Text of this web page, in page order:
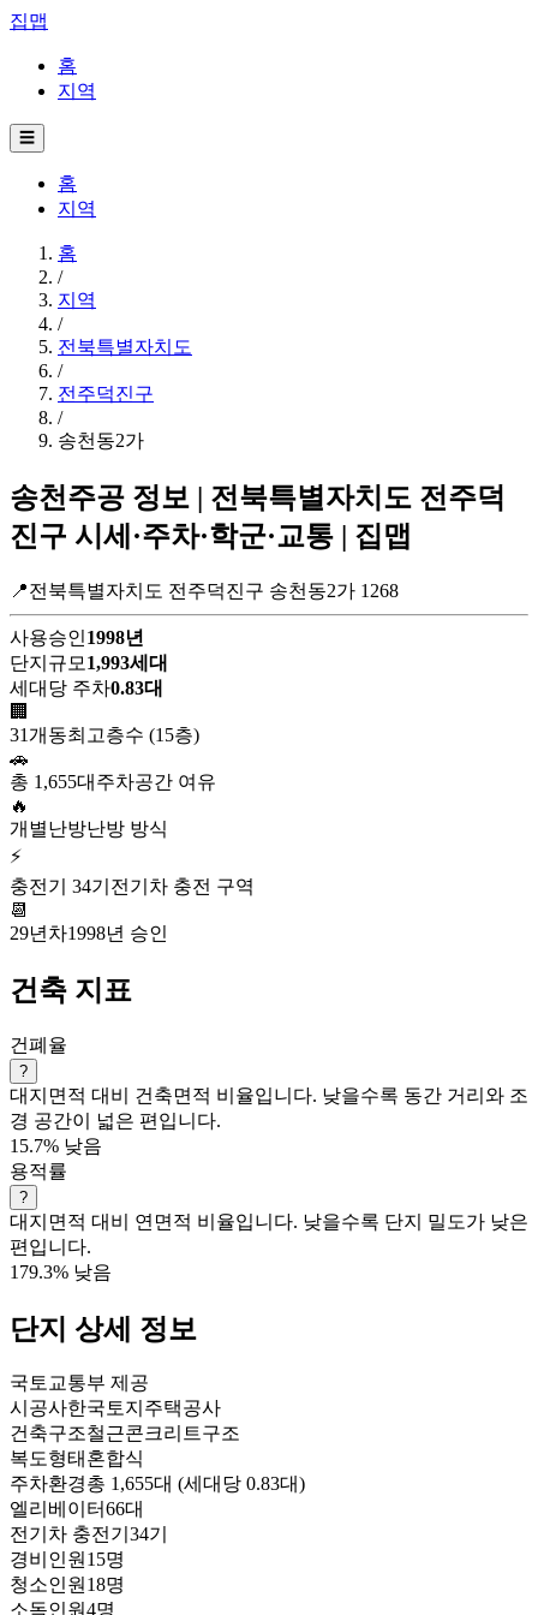
집맵
홈
지역
☰
홈
지역
홈
/
지역
/
전북특별자치도
/
전주덕진구
/
송천동2가
송천주공 정보 | 전북특별자치도 전주덕
진구 시세·주차·학군·교통 | 집맵
📍전북특별자치도 전주덕진구 송천동2가 1268
사용승인1998년
단지규모 1,993세대
세대당 주차0.83대
🏢
31개동최고층수 (15층)
🚗
총 1,655대 주차공간 여유
🔥
개별난방난방 방식
⚡
충전기 34기 전기차 충전 구역
📆
29년차1998년 승인
건축 지표
건폐율
?
대지면적 대비 건축면적 비율입니다. 낮을수록 동간 거리와 조
경 공간이 넓은 편입니다.
15.7% 낮음
용적률
?
대지면적 대비 연면적 비율입니다. 낮을수록 단지 밀도가 낮은
편입니다.
179.3% 낮음
단지 상세 정보
국토교통부 제공
시공사한국토지주택공사
건축구조철근콘크리트구조
복도형태 혼합식
주차환경총 1,655대 (세대당 0.83대)
엘리베이터66대
전기차 충전기 34기
경비인원15명
청소인원18명
소독인원4명